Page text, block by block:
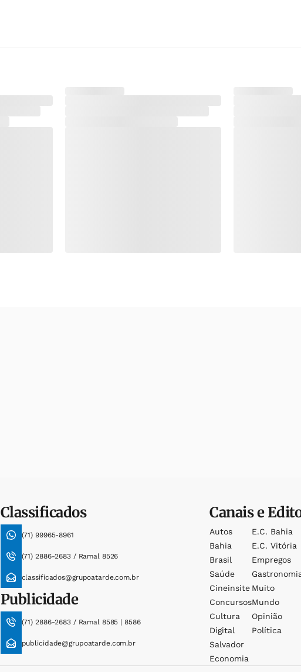
Classificados
(71) 99965-8961
(71) 2886-2683 / Ramal 8526
classificados@grupoatarde.com.br
Publicidade
(71) 2886-2683 / Ramal 8585 | 8586
publicidade@grupoatarde.com.br
Canais e
Autos
Bahia
Brasil
Saúde
Cineinsite
Concursos
Cultura
Digital
Salvador
Economia
E.c. Bahia
E.c. Vitória
Empregos
Muito
Mundo
Opinião
Política